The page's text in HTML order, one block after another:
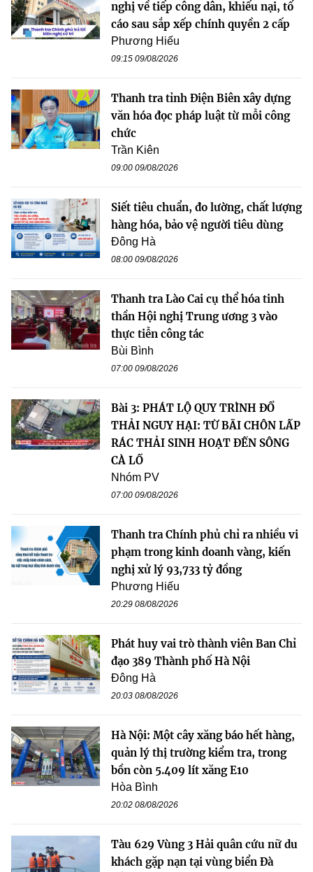
nghị về tiếp công dân, khiếu nại, tố
cáo sau sắp xếp chính quyền 2 cấp
Phương Hiếu
09:15 09/08/2026
Thanh tra tỉnh Điện Biên xây dựng
văn hóa đọc pháp luật từ mỗi công
chức
Trần Kiên
09:00 09/08/2026
Siết tiêu chuẩn, đo lường, chất lượng
hàng hóa, bảo vệ người tiêu dùng
Đông Hà
08:00 09/08/2026
Thanh tra Lào Cai cụ thể hóa tinh
thần Hội nghị Trung ương 3 vào
thực tiễn công tác
Bùi Bình
07:00 09/08/2026
Bài 3: PHÁT LỘ QUY TRÌNH ĐỔ
THẢI NGUY HẠI: TỪ BÃI CHÔN LẤP
RÁC THẢI SINH HOẠT ĐẾN SÔNG
CÀ LỒ
Nhóm PV
07:00 09/08/2026
Thanh tra Chính phủ chỉ ra nhiều vi
phạm trong kinh doanh vàng, kiến
nghị xử lý 93,733 tỷ đồng
Phương Hiếu
20:29 08/08/2026
Phát huy vai trò thành viên Ban Chỉ
đạo 389 Thành phố Hà Nội
Đông Hà
20:03 08/08/2026
Hà Nội: Một cây xăng báo hết hàng,
quản lý thị trường kiểm tra, trong
bồn còn 5.409 lít xăng E10
Hòa Bình
20:02 08/08/2026
Tàu 629 Vùng 3 Hải quân cứu nữ du
khách gặp nạn tại vùng biển Đà